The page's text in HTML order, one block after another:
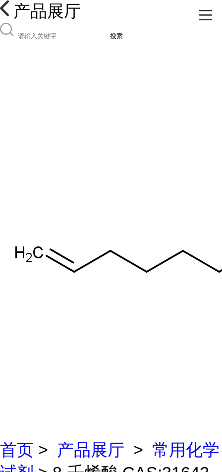
产品展厅
搜索
首页 > 产品展厅 > 常用化学